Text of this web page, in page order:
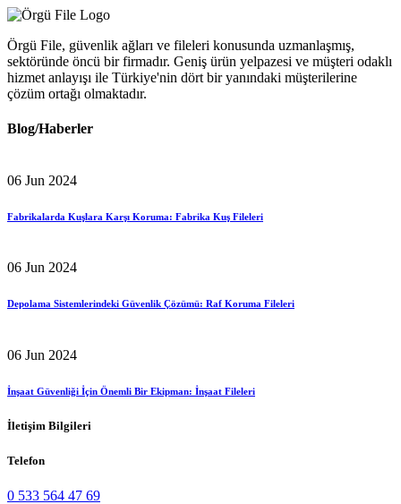
Örgü File, güvenlik ağları ve fileleri konusunda uzmanlaşmış,
sektöründe öncü bir firmadır. Geniş ürün yelpazesi ve müşteri odaklı
hizmet anlayışı ile Türkiye'nin dört bir yanındaki müşterilerine
çözüm ortağı olmaktadır.
Blog/Haberler
06 Jun 2024
Fabrikalarda Kuşlara Karşı Koruma: Fabrika Kuş Fileleri
06 Jun 2024
Depolama Sistemlerindeki Güvenlik Çözümü: Raf Koruma Fileleri
06 Jun 2024
İnşaat Güvenliği İçin Önemli Bir Ekipman: İnşaat Fileleri
İletişim Bilgileri
Telefon
0 533 564 47 69